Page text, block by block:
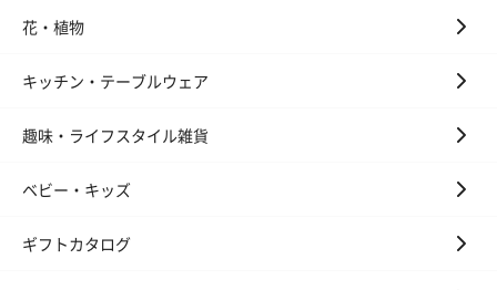
花・植物
キッチン・テーブルウェア
趣味・ライフスタイル雑貨
ベビー・キッズ
ギフトカタログ